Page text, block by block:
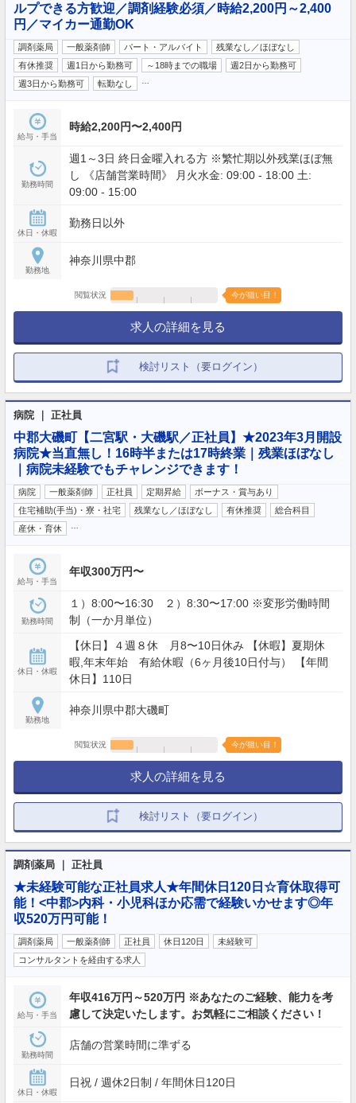
ルプできる方歓迎／調剤経験必須／時給2,200円～2,400
円／マイカー通勤OK
調剤薬局 一般薬剤師 パート・アルバイト
残業なし／ほぼなし
有休推奨
週1日から勤務可 ～18時までの職場
週2日から勤務可
週3日から勤務可
転勤なし
給与・手当
時給2,200円〜2,400円
勤務時間
週1～3日 終日金曜入れる方 ※繁忙期以外残業ほぼ無
し 《店舗営業時間》 月火水金: 09:00 - 18:00 土:
09:00 - 15:00
休日・休暇
勤務日以外
勤務地
神奈川県中郡
閲覧状況 今が狙い目！
求人の詳細を見る
検討リスト（要ログイン）
病院 ｜ 正社員
中郡大磯町【二宮駅・大磯駅／正社員】★2023年3月開設
病院★当直無し！16時半または17時終業｜残業ほぼなし
｜病院未経験でもチャレンジできます！
病院 一般薬剤師 正社員 定期昇給
ボーナス・賞与あり
住宅補助(手当)・寮・社宅
残業なし／ほぼなし 有休推奨
総合科目
産休・育休
給与・手当
年収300万円〜
勤務時間
１）8:00〜16:30 ２）8:30〜17:00 ※変形労働時間
制（一か月単位）
休日・休暇
【休日】４週８休 月8〜10日休み 【休暇】夏期休
暇,年末年始 有給休暇（6ヶ月後10日付与） 【年間
休日】110日
勤務地
神奈川県中郡大磯町
閲覧状況 今が狙い目！
求人の詳細を見る
検討リスト（要ログイン）
調剤薬局 ｜ 正社員
★未経験可能な正社員求人★年間休日120日☆育休取得可
能！<中郡>内科・小児科ほか応需で経験いかせます◎年
収520万円可能！
調剤薬局 一般薬剤師 正社員 休日120日
未経験可
コンサルタントを経由する求人
給与・手当
年収416万円～520万円 ※あなたのご経験、能力を考
慮して決定いたします。お気軽にご相談ください！
勤務時間
店舗の営業時間に準ずる
休日・休暇
日祝 / 週休2日制 / 年間休日120日